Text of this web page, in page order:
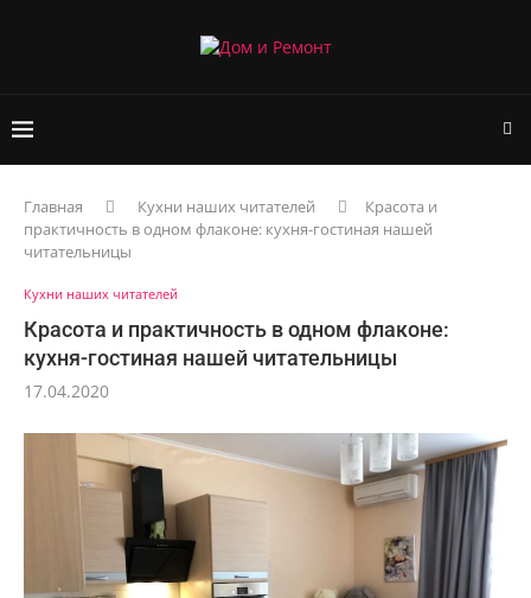
Главная Кухни наших читателей
Красота и
практичность в одном флаконе: кухня-гостиная нашей
читательницы
Кухни наших читателей
Красота и практичность в одном флаконе:
кухня-гостиная нашей читательницы
17.04.2020